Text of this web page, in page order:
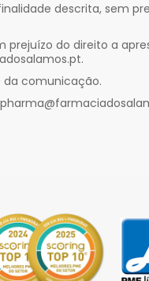
descrita, sem
prejuízo do direito a
.
da comunicação.